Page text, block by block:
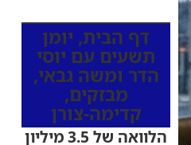
דף הבית, יומן
תשעים עם יוסי
הדר ומשה גבאי,
מבזקים,
קדימה-צורן
הלוואה של 3.5 מיליון